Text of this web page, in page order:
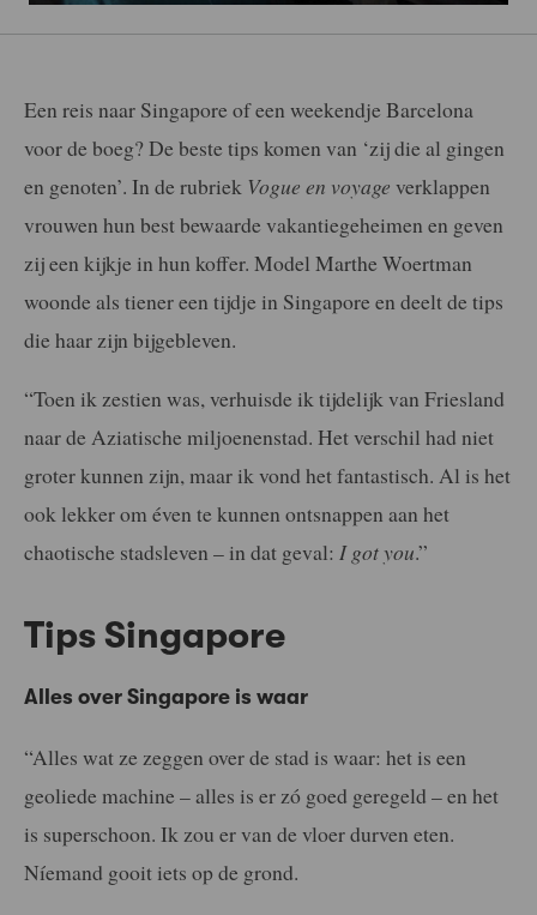
Een reis naar Singapore of een weekendje Barcelona
voor de boeg? De beste tips komen van ‘zij die al gingen
en genoten’. In de rubriek Vogue en voyage verklappen
vrouwen hun best bewaarde vakantiegeheimen en geven
zij een kijkje in hun koffer. Model Marthe Woertman
woonde als tiener een tijdje in Singapore en deelt de tips
die haar zijn bijgebleven.
“Toen ik zestien was, verhuisde ik tijdelijk van Friesland
naar de Aziatische miljoenenstad. Het verschil had niet
groter kunnen zijn, maar ik vond het fantastisch. Al is het
ook lekker om éven te kunnen ontsnappen aan het
chaotische stadsleven – in dat geval: I got you.”
Tips Singapore
Alles over Singapore is waar
“Alles wat ze zeggen over de stad is waar: het is een
geoliede machine – alles is er zó goed geregeld – en het
is superschoon. Ik zou er van de vloer durven eten.
Níemand gooit iets op de grond.